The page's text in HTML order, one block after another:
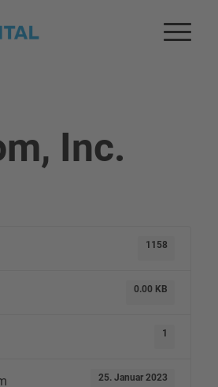
Inc.
1158
0.00 KB
1
25. Januar 2023